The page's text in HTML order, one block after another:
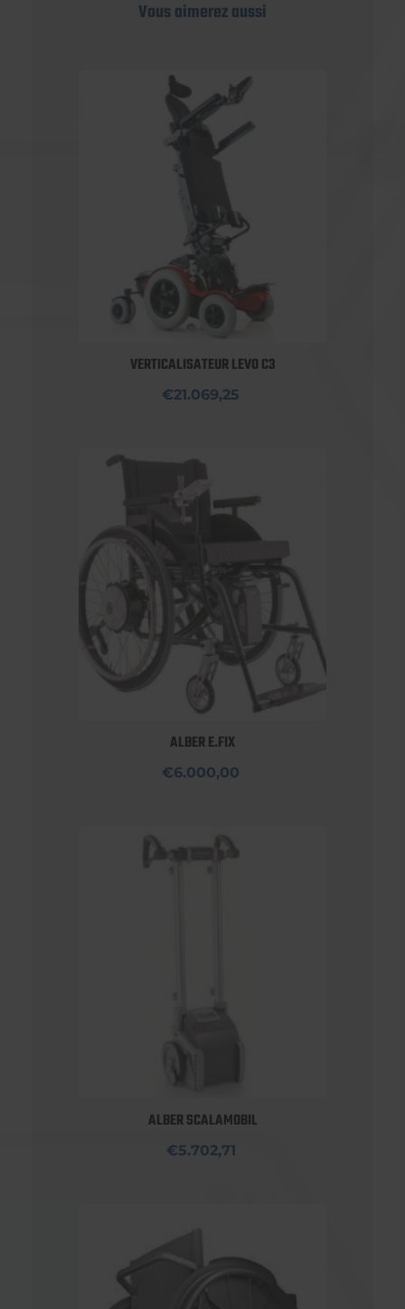
Vous aimerez aussi
VERTICALISATEUR LEVO C3
€21.069,25
ALBER E.FIX
€6.000,00
ALBER SCALAMOBIL
€5.702,71